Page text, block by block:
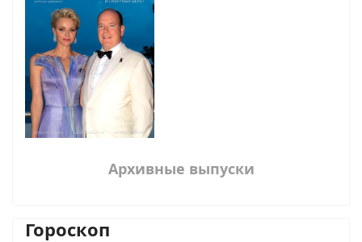
Архивные выпуски
Гороскоп